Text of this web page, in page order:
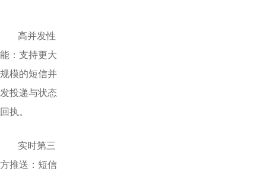
高并发性
能：支持更大
规模的短信并
发投递与状态
回执。
实时第三
方推送：短信